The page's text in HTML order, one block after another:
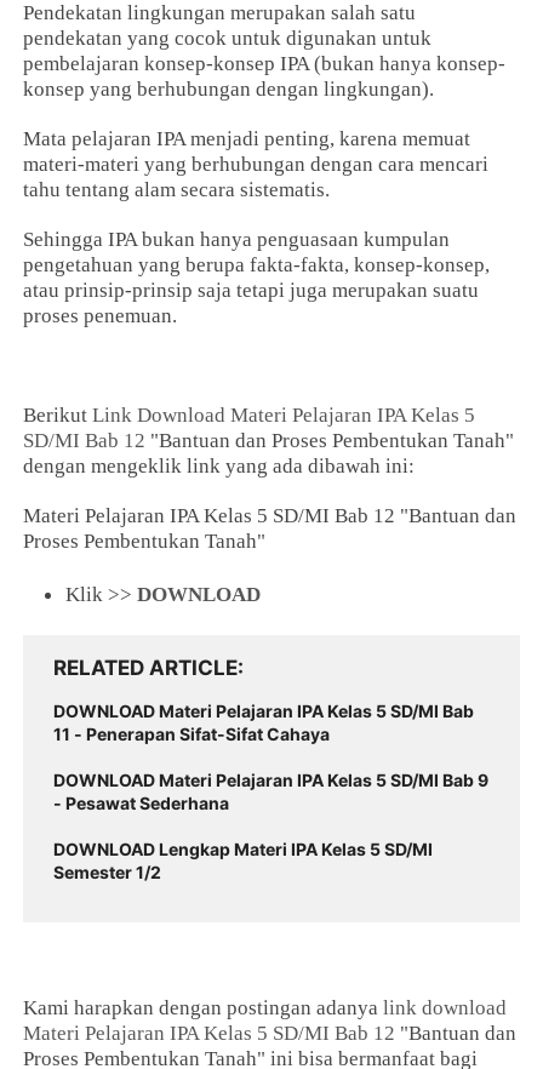
Pendekatan lingkungan merupakan salah satu
pendekatan yang cocok untuk digunakan untuk
pembelajaran konsep-konsep IPA (bukan hanya konsep-
konsep yang berhubungan dengan lingkungan).
Mata pelajaran IPA menjadi penting, karena memuat
materi-materi yang berhubungan dengan cara mencari
tahu tentang alam secara sistematis.
Sehingga IPA bukan hanya penguasaan kumpulan
pengetahuan yang berupa fakta-fakta, konsep-konsep,
atau prinsip-prinsip saja tetapi juga merupakan suatu
proses penemuan.
BerikutLink Download Materi Pelajaran IPA Kelas 5
SD/MI Bab 12 "Bantuan dan Proses Pembentukan Tanah"
dengan mengeklik link yang ada dibawah ini:
Materi Pelajaran IPA Kelas 5 SD/MI Bab 12 "Bantuan dan
Proses Pembentukan Tanah"
Klik >>DOWNLOAD
RELATED ARTICLE
DOWNLOAD Materi Pelajaran IPA Kelas 5 SD/MI Bab
11 - Penerapan Sifat-Sifat Cahaya
DOWNLOAD Materi Pelajaran IPA Kelas 5 SD/MI Bab 9
- Pesawat Sederhana
DOWNLOAD Lengkap Materi IPA Kelas 5 SD/MI
Semester 1/2
Kami harapkan dengan postingan adanyalink download
Materi Pelajaran IPA Kelas 5 SD/MI Bab 12 "Bantuan dan
Proses Pembentukan Tanah" ini bisa bermanfaat bagi